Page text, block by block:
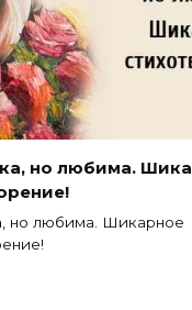
но любима.
но любима. Шикарное